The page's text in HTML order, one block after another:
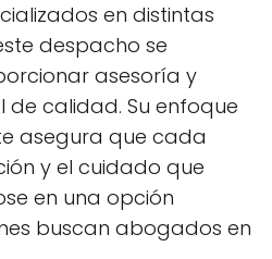
en distintas
despacho se
asesoría y
de calidad. Su enfoque
asegura que cada
y el cuidado que
en una opción
buscan abogados en